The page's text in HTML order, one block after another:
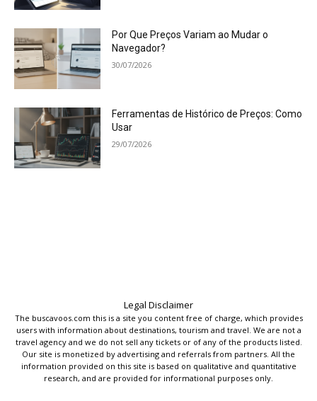
Por Que Preços Variam ao Mudar o
Navegador?
30/07/2026
Ferramentas de Histórico de Preços: Como
Usar
29/07/2026
Legal Disclaimer
The buscavoos.com this is a site you content free of charge, which provides
users with information about destinations, tourism and travel. We are not a
travel agency and we do not sell any tickets or of any of the products listed.
Our site is monetized by advertising and referrals from partners. All the
information provided on this site is based on qualitative and quantitative
research, and are provided for informational purposes only.